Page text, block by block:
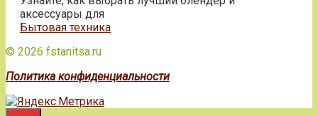
аксессуары для
Бытовая техника
© 2026 fstanitsa.ru
Политика конфиденциальности